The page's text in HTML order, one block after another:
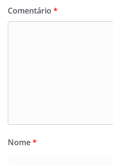
Comentário *
Nome*